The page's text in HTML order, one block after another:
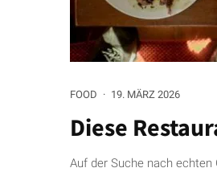
FOOD · 19. MÄRZ 2026
Diese
Auf der Suche nach